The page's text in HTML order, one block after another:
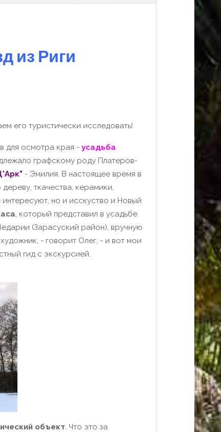
из Риги
его туристически исследовать!
для осмотра края - усадьба
графскому роду Платеров-
- Эмилия. В настоящее время в
ткачества, керамики,
но и исскуство и Новый
, который представил в усадьбе
(Зарасуский район), вручную
- говорит Олег, - и вот мои
гид с экскурсией.
объект. Что это за